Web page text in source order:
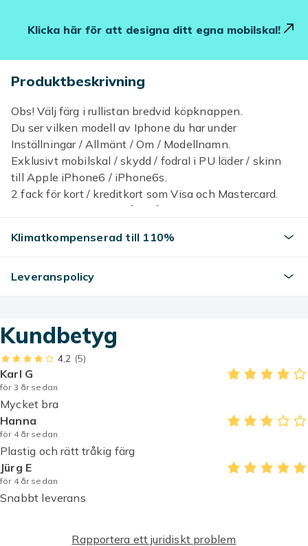
Klicka här för att designa ditt egna mobilskal!
Produktbeskrivning
Obs! Välj färg i rullistan bredvid köpknappen.
Du ser vilken modell av Iphone du har under
Inställningar / Allmänt / Om / Modellnamn.
Exklusivt mobilskal / skydd / fodral i PU läder / skinn
till Apple iPhone6 / iPhone6s.
2 fack för kort / kreditkort som Visa och Mastercard.
Färg: svart, röd / rött, blå / blått, ljus brun / ljus brunt /
Blå
Material
Skinn / plast
Mönster
Enfärgade
Skaltyp
Korthållare - 6 färger - Läder (PU)
Storlek
iPhone 6/6s
Vikt, gram
45
Artikel.nr.
Klimatkompenserad till 110%
Leveranspolicy
Kundbetyg
4,2 (5)
Karl G
för 3 år sedan
Mycket bra
Hanna
för 4 år sedan
Plastig och rätt tråkig färg
Jürg E
för 4 år sedan
Snabbt leverans
Rapportera ett juridiskt problem